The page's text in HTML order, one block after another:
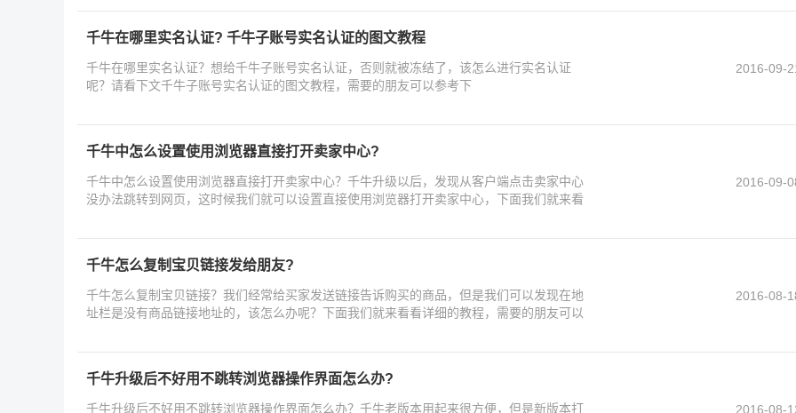
千牛在哪里实名认证? 千牛子账号实名认证的图文教程
千牛在哪里实名认证？想给千牛子账号实名认证，否则就被冻结了，该怎么进行实名认证
呢？请看下文千牛子账号实名认证的图文教程，需要的朋友可以参考下
2016-09-
千牛中怎么设置使用浏览器直接打开卖家中心?
千牛中怎么设置使用浏览器直接打开卖家中心？千牛升级以后，发现从客户端点击卖家中心
没办法跳转到网页，这时候我们就可以设置直接使用浏览器打开卖家中心，下面我们就来看
2016-09-
千牛怎么复制宝贝链接发给朋友?
千牛怎么复制宝贝链接？我们经常给买家发送链接告诉购买的商品，但是我们可以发现在地
址栏是没有商品链接地址的，该怎么办呢？下面我们就来看看详细的教程，需要的朋友可以
2016-08-
千牛升级后不好用不跳转浏览器操作界面怎么办?
千牛升级后不好用不跳转浏览器操作界面怎么办？千牛老版本用起来很方便，但是新版本打 2016-08-